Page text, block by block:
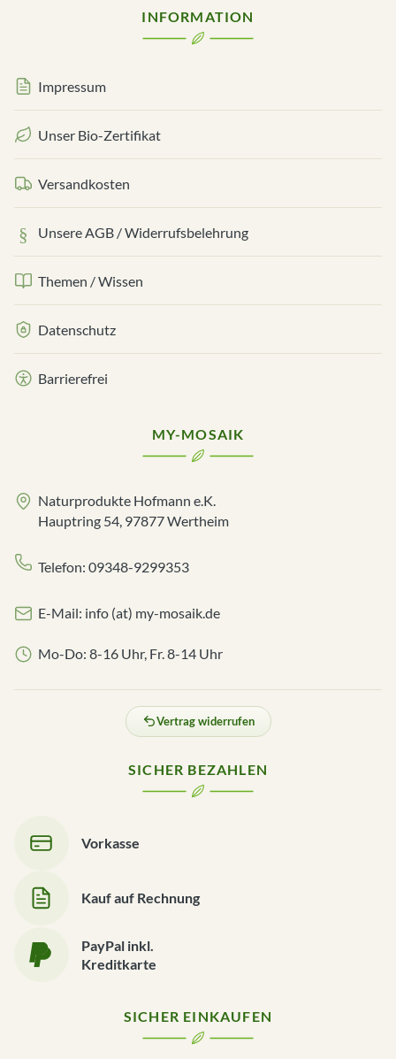
INFORMATION
Impressum
Unser Bio-Zertifikat
Versandkosten
Unsere AGB / Widerrufsbelehrung
Themen / Wissen
Datenschutz
Barrierefrei
MY-MOSAIK
Naturprodukte Hofmann e.K.
Hauptring 54, 97877 Wertheim
Telefon: 09348-9299353
E-Mail: info (at) my-mosaik.de
Mo-Do: 8-16 Uhr, Fr. 8-14 Uhr
Vertrag widerrufen
SICHER BEZAHLEN
Vorkasse
Kauf auf Rechnung
PayPal inkl.
Kreditkarte
SICHER EINKAUFEN